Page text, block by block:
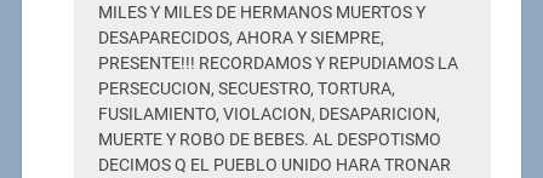
MILES Y MILES DE HERMANOS MUERTOS Y
DESAPARECIDOS, AHORA Y SIEMPRE,
PRESENTE!!! RECORDAMOS Y REPUDIAMOS LA
PERSECUCION, SECUESTRO, TORTURA,
FUSILAMIENTO, VIOLACION, DESAPARICION,
MUERTE Y ROBO DE BEBES. AL DESPOTISMO
DECIMOS Q EL PUEBLO UNIDO HARA TRONAR